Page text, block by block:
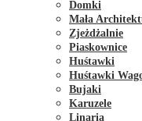
Domki
Mała
Zjeżdżalnie
Piaskownice
Huśtawki
Huśtawki
Bujaki
Karuzele
Linaria